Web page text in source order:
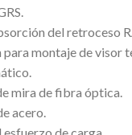
del retroceso
para montaje de visor
mira de fibra óptica.
acero.